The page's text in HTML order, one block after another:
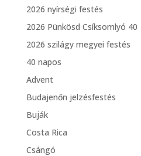
2026 nyírségi festés
2026 Pünkösd Csíksomlyó 40
2026 szilágy megyei festés
40 napos
Advent
Budajenőn jelzésfestés
Buják
Costa Rica
Csángó